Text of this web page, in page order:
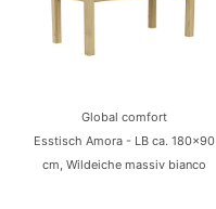
Global comfort
Esstisch Amora - LB ca. 180x90
cm, Wildeiche massiv bianco